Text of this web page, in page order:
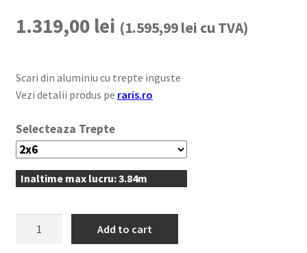
1.319,00 lei (1.595,99lei cu TVA)
Scari din aluminiu cu trepte inguste
Vezi detalii produs pe raris.ro
Trepte
Inaltime max lucru: 3.84m
Add to cart